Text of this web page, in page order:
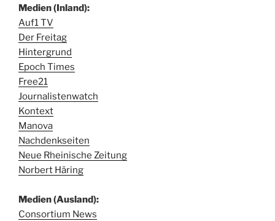
Medien (Inland):
Auf1 TV
Der Freitag
Hintergrund
Epoch Times
Free21
Journalistenwatch
Kontext
Manova
Nachdenkseiten
Neue Rheinische Zeitung
Norbert Häring
Medien (Ausland):
Consortium News